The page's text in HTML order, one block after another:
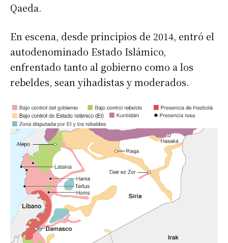
Qaeda.
En escena, desde principios de 2014, entró el
autodenominado Estado Islámico,
enfrentado tanto al gobierno como a los
rebeldes, sean yihadistas y moderados.